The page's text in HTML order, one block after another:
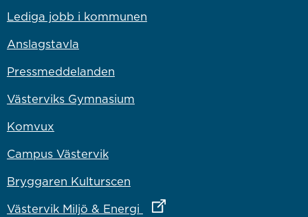
Lediga jobb i kommunen
Anslagstavla
Pressmeddelanden
Västerviks Gymnasium
Komvux
Campus Västervik
Bryggaren Kulturscen
Västervik Miljö & Energi
Länk till annan webbplats